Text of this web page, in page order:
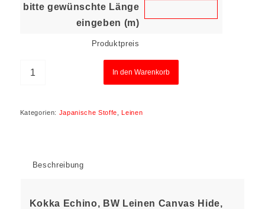
bitte gewünschte Länge
eingeben (m)
Produktpreis
In den Warenkorb
Kategorien: Japanische Stoffe ,Leinen
Beschreibung
Kokka Echino, BW Leinen Canvas Hide,